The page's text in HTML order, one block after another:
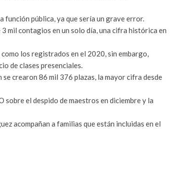
función pública, ya que sería un grave error.
mil contagios en un solo día, una cifra histórica en
los registrados en el 2020, sin embargo,
de clases presenciales.
crearon 86 mil 376 plazas, la mayor cifra desde
el despido de maestros en diciembre y la
acompañan a familias que están incluidas en el